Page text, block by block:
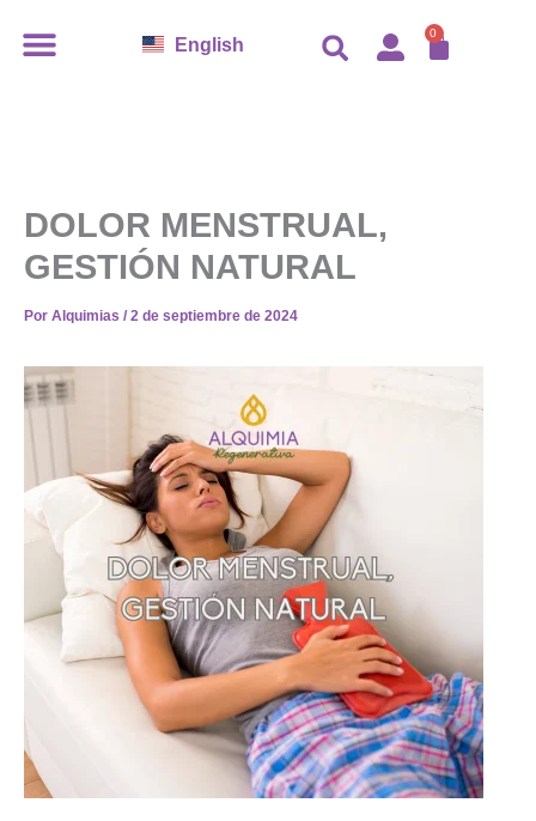
English 0
DOLOR MENSTRUAL,
GESTIÓN NATURAL
Por Alquimias / 2 de septiembre de 2024